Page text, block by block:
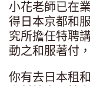
小花老師已在
得日本京都和
究所擔任特聘
動之和服著付
你有去日本租